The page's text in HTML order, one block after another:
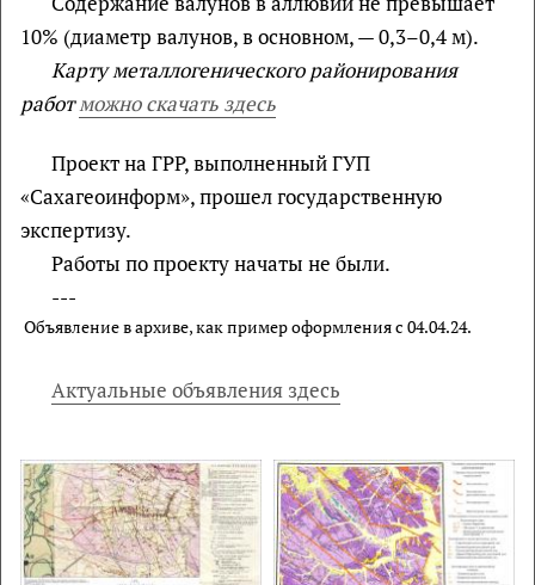
10% (диаметр валунов, в основном, — 0,3–0,4 м).
Карту металлогенического районирования
работможно скачать здесь
Проект на ГРР, выполненный ГУП
«Сахагеоинформ», прошел государственную
экспертизу.
Работы по проекту начаты не были.
---
Объявление в архиве, как пример оформления с 04.04.24.
Актуальные объявления здесь